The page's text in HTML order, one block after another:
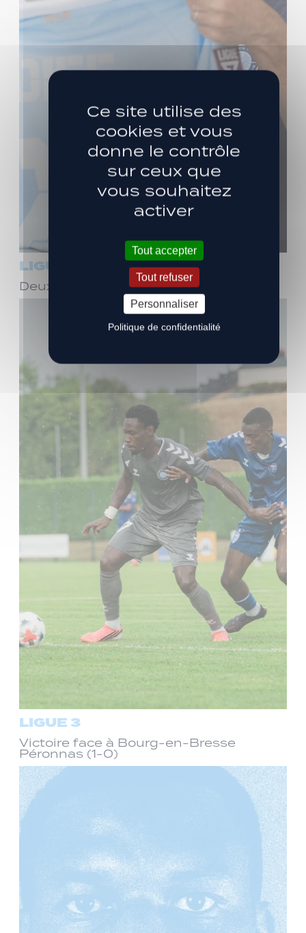
LIGUE 3
Deux ans de plus avec Stéphane Dief !
LIGUE 3
Victoire face à Bourg-en-Bresse
Péronnas (1-0)
Ce site utilise des
cookies et vous
donne le contrôle
sur ceux que
vous souhaitez
activer
Tout accepter
Tout refuser
Personnaliser
Politique de confidentialité